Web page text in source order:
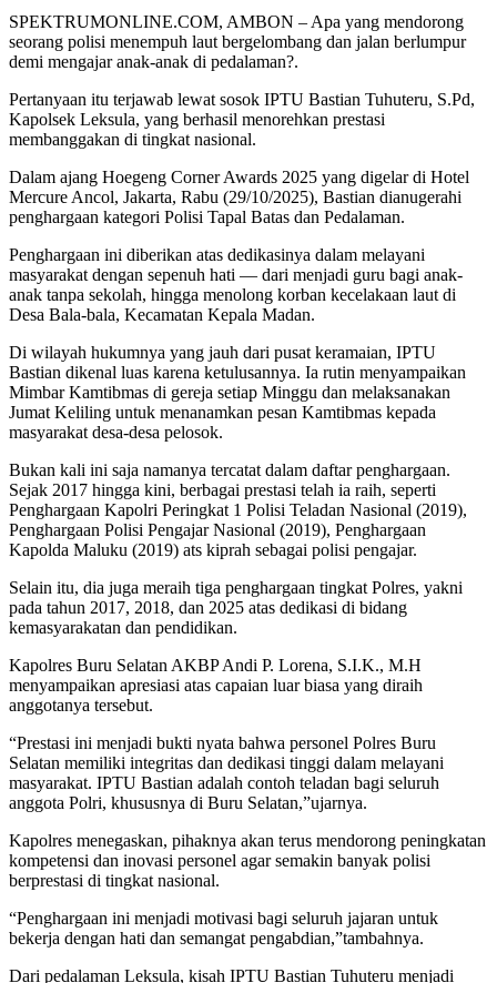
SPEKTRUMONLINE.COM, AMBON – Apa yang mendorong
seorang polisi menempuh laut bergelombang dan jalan berlumpur
demi mengajar anak-anak di pedalaman?.
Pertanyaan itu terjawab lewat sosok IPTU Bastian Tuhuteru, S.Pd,
Kapolsek Leksula, yang berhasil menorehkan prestasi
membanggakan di tingkat nasional.
Dalam ajang Hoegeng Corner Awards 2025 yang digelar di Hotel
Mercure Ancol, Jakarta, Rabu (29/10/2025), Bastian dianugerahi
penghargaan kategori Polisi Tapal Batas dan Pedalaman.
Penghargaan ini diberikan atas dedikasinya dalam melayani
masyarakat dengan sepenuh hati — dari menjadi guru bagi anak-
anak tanpa sekolah, hingga menolong korban kecelakaan laut di
Desa Bala-bala, Kecamatan Kepala Madan.
Di wilayah hukumnya yang jauh dari pusat keramaian, IPTU
Bastian dikenal luas karena ketulusannya. Ia rutin menyampaikan
Mimbar Kamtibmas di gereja setiap Minggu dan melaksanakan
Jumat Keliling untuk menanamkan pesan Kamtibmas kepada
masyarakat desa-desa pelosok.
Bukan kali ini saja namanya tercatat dalam daftar penghargaan.
Sejak 2017 hingga kini, berbagai prestasi telah ia raih, seperti
Penghargaan Kapolri Peringkat 1 Polisi Teladan Nasional (2019),
Penghargaan Polisi Pengajar Nasional (2019), Penghargaan
Kapolda Maluku (2019) ats kiprah sebagai polisi pengajar.
Selain itu, dia juga meraih tiga penghargaan tingkat Polres, yakni
pada tahun 2017, 2018, dan 2025 atas dedikasi di bidang
kemasyarakatan dan pendidikan.
Kapolres Buru Selatan AKBP Andi P. Lorena, S.I.K., M.H
menyampaikan apresiasi atas capaian luar biasa yang diraih
anggotanya tersebut.
“Prestasi ini menjadi bukti nyata bahwa personel Polres Buru
Selatan memiliki integritas dan dedikasi tinggi dalam melayani
masyarakat. IPTU Bastian adalah contoh teladan bagi seluruh
anggota Polri, khususnya di Buru Selatan,”ujarnya.
Kapolres menegaskan, pihaknya akan terus mendorong peningkatan
kompetensi dan inovasi personel agar semakin banyak polisi
berprestasi di tingkat nasional.
“Penghargaan ini menjadi motivasi bagi seluruh jajaran untuk
bekerja dengan hati dan semangat pengabdian,”tambahnya.
Dari pedalaman Leksula, kisah IPTU Bastian Tuhuteru menjadi